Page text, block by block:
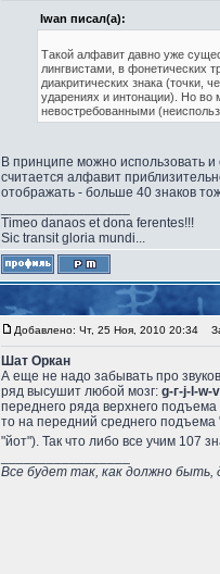
Iwan писал(а):
Такой алфавит давно уже
лингвистами, в фонетических
диакритических знака (точки,
ударениях и интонации). Но во
невостребованными
В принципе можно использовать
считается алфавит
отображать - больше 40 знаков
Timeo danaos et dona ferentes!!!
Sic transit gloria mundi...
Добавлено: Чт, 25 Ноя, 2010 20:34
Шат Оркан
А еще не надо забывать про
ряд высушит любой мозг: g-г-j-l-w-v
переднего ряда верхнего подъема
то на передний среднего
"йот"). Так что либо все учим 107
Все будет так, как должно быть,